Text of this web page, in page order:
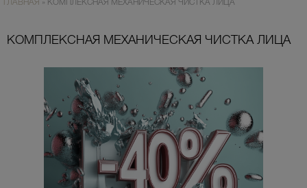
ГЛАВНАЯ » КОМПЛЕКСНАЯ МЕХАНИЧЕСКАЯ ЧИСТКА ЛИЦА
КОМПЛЕКСНАЯ МЕХАНИЧЕСКАЯ ЧИСТКА ЛИЦА